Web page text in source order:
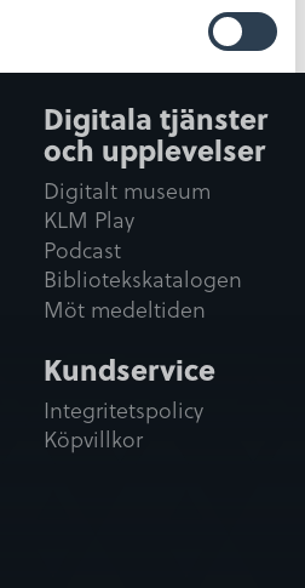
Tillåt alla
Tillåt urval
Avvisa
Digitala tjänster
och upplevelser
Digitalt museum
KLM Play
Podcast
Bibliotekskatalogen
Möt medeltiden
Kundservice
Integritetspolicy
Köpvillkor